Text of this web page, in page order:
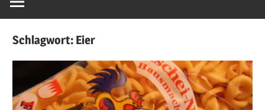
Schlagwort: Eier